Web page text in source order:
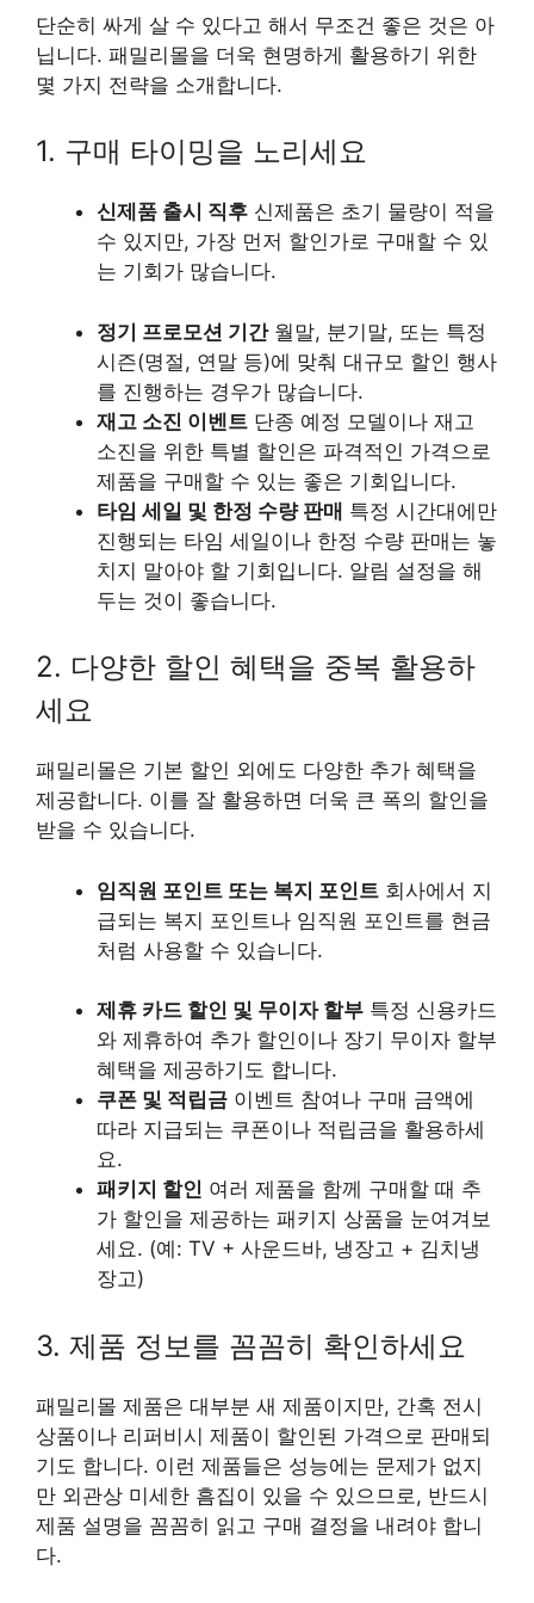
단순히 싸게 살 수 있다고 해서 무조건 좋은 것은 아
닙니다. 패밀리몰을 더욱 현명하게 활용하기 위한
몇 가지 전략을 소개합니다.
1. 구매 타이밍을 노리세요
신제품 출시 직후 신제품은 초기 물량이 적을
수 있지만, 가장 먼저 할인가로 구매할 수 있
는 기회가 많습니다.
정기 프로모션 기간월말, 분기말, 또는 특정
시즌(명절, 연말 등)에 맞춰 대규모 할인 행사
를 진행하는 경우가 많습니다.
재고 소진 이벤트 단종 예정 모델이나 재고
소진을 위한 특별 할인은 파격적인 가격으로
제품을 구매할 수 있는 좋은 기회입니다.
타임 세일 및 한정 수량 판매 특정 시간대에만
진행되는 타임 세일이나 한정 수량 판매는 놓
치지 말아야 할 기회입니다. 알림 설정을 해
두는 것이 좋습니다.
2. 다양한 할인 혜택을 중복 활용하
세요
패밀리몰은 기본 할인 외에도 다양한 추가 혜택을
제공합니다. 이를 잘 활용하면 더욱 큰 폭의 할인을
받을 수 있습니다.
임직원 포인트 또는 복지 포인트 회사에서 지
급되는 복지 포인트나 임직원 포인트를 현금
처럼 사용할 수 있습니다.
제휴 카드 할인 및 무이자 할부 특정 신용카드
와 제휴하여 추가 할인이나 장기 무이자 할부
혜택을 제공하기도 합니다.
쿠폰 및 적립금 이벤트 참여나 구매 금액에
따라 지급되는 쿠폰이나 적립금을 활용하세
요.
패키지 할인 여러 제품을 함께 구매할 때 추
가 할인을 제공하는 패키지 상품을 눈여겨보
세요. (예: TV + 사운드바, 냉장고 + 김치냉
장고)
3. 제품 정보를 꼼꼼히 확인하세요
패밀리몰 제품은 대부분 새 제품이지만, 간혹 전시
상품이나 리퍼비시 제품이 할인된 가격으로 판매되
기도 합니다. 이런 제품들은 성능에는 문제가 없지
만 외관상 미세한 흠집이 있을 수 있으므로, 반드시
제품 설명을 꼼꼼히 읽고 구매 결정을 내려야 합니
다.